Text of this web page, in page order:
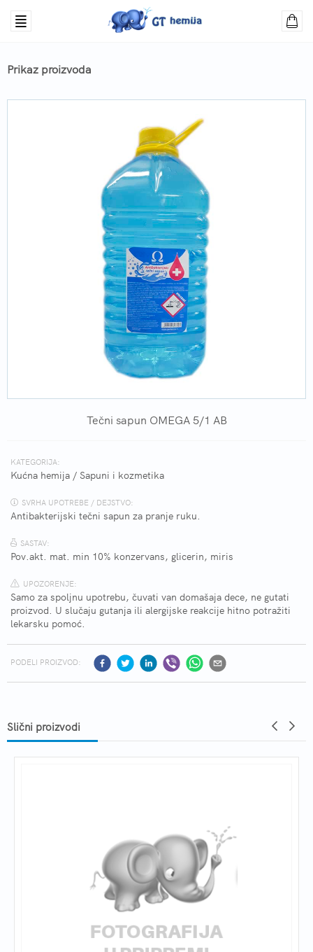
Prikaz proizvoda
Tečni sapun OMEGA 5/1 AB
KATEGORIJA:
Kućna hemija / Sapuni i kozmetika
SVRHA UPOTREBE / DEJSTVO:
Antibakterijski tečni sapun za pranje ruku.
SASTAV:
Pov.akt. mat. min 10% konzervans, glicerin, miris
UPOZORENJE:
Samo za spoljnu upotrebu, čuvati van domašaja dece, ne gutati
proizvod. U slučaju gutanja ili alergijske reakcije hitno potražiti
lekarsku pomoć.
PODELI PROIZVOD:
Slični proizvodi